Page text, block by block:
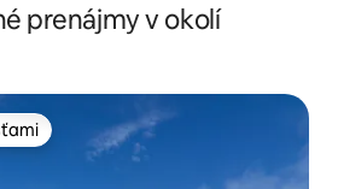
prenájmy v okolí